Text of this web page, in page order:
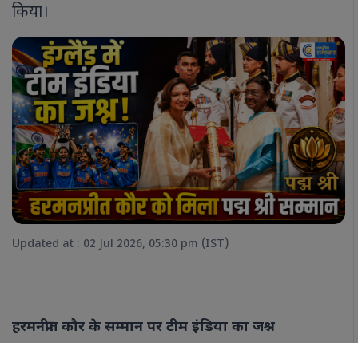
किया।
Updated at : 02 Jul 2026, 05:30 pm (IST)
हरमनप्रीत कौर के सम्मान पर टीम इंडिया का जश्न